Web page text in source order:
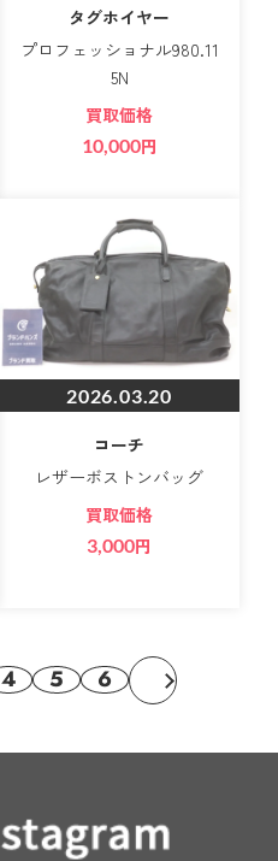
タグホイヤー
プロフェッショナル980.11
5N
買取価格
10,000円
2026.03.20
コーチ
レザーボストンバッグ
買取価格
3,000円
4 5 6